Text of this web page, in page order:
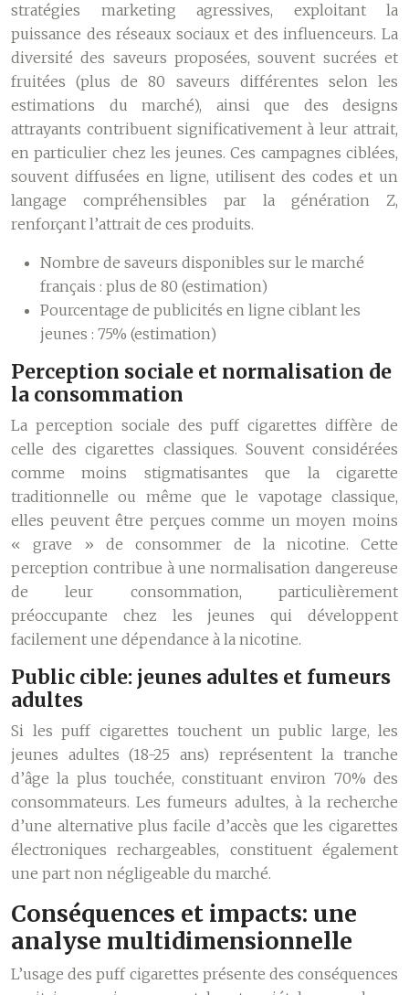
stratégies marketing agressives, exploitant la
puissance des réseaux sociaux et des influenceurs. La
diversité des saveurs proposées, souvent sucrées et
fruitées (plus de 80 saveurs différentes selon les
estimations du marché), ainsi que des designs
attrayants contribuent significativement à leur attrait,
en particulier chez les jeunes. Ces campagnes ciblées,
souvent diffusées en ligne, utilisent des codes et un
langage compréhensibles par la génération Z,
renforçant l’attrait de ces produits.
Nombre de saveurs disponibles sur le marché
français : plus de 80 (estimation)
Pourcentage de publicités en ligne ciblant les
jeunes : 75% (estimation)
Perception sociale et normalisation de
la consommation
La perception sociale des puff cigarettes diffère de
celle des cigarettes classiques. Souvent considérées
comme moins stigmatisantes que la cigarette
traditionnelle ou même que le vapotage classique,
elles peuvent être perçues comme un moyen moins
« grave » de consommer de la nicotine. Cette
perception contribue à une normalisation dangereuse
de leur consommation, particulièrement
préoccupante chez les jeunes qui développent
facilement une dépendance à la nicotine.
Public cible: jeunes adultes et fumeurs
adultes
Si les puff cigarettes touchent un public large, les
jeunes adultes (18-25 ans) représentent la tranche
d’âge la plus touchée, constituant environ 70% des
consommateurs. Les fumeurs adultes, à la recherche
d’une alternative plus facile d’accès que les cigarettes
électroniques rechargeables, constituent également
une part non négligeable du marché.
Conséquences et impacts: une
analyse multidimensionnelle
L’usage des puff cigarettes présente des conséquences